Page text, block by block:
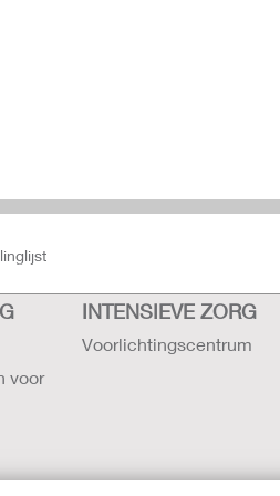
voor
INTENSIEVE ZORG
Voorlichtingscentrum